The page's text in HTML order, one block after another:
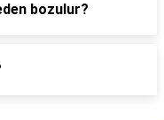
bozulur?